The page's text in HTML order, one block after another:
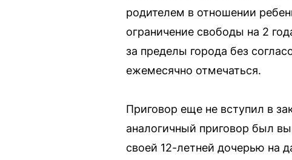
родителем в отношении
ограничение свободы на 2
за пределы города без
ежемесячно отмечаться.
Приговор еще не вступил в
аналогичный приговор был
своей 12-летней дочерью на